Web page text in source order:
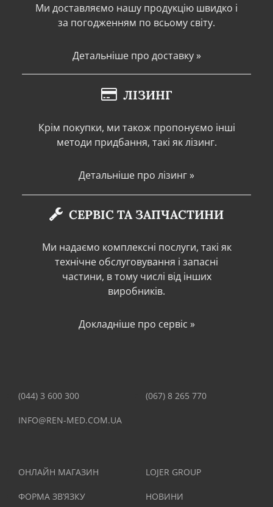
Ми доставляємо нашу продукцію швидко і
за погодженням по всьому світу.
Детальніше про доставку »
ЛІЗИНГ
Крім покупки, ми також пропонуємо інші
методи придбання, такі як лізинг.
Детальніше про лізинг »
СЕРВІС ТА ЗАПЧАСТИНИ
Ми надаємо комплексні послуги, такі як
технічне обслуговування і запасні
частини, в тому числі від інших
виробників.
Докладніше про сервіс »
(044) 3 600 300 (067) 8 265 770
INFO@REN-MED.COM.UA
ОНЛАЙН МАГАЗИН LOJER GROUP
ФОРМА ЗВ’ЯЗКУ НОВИНИ